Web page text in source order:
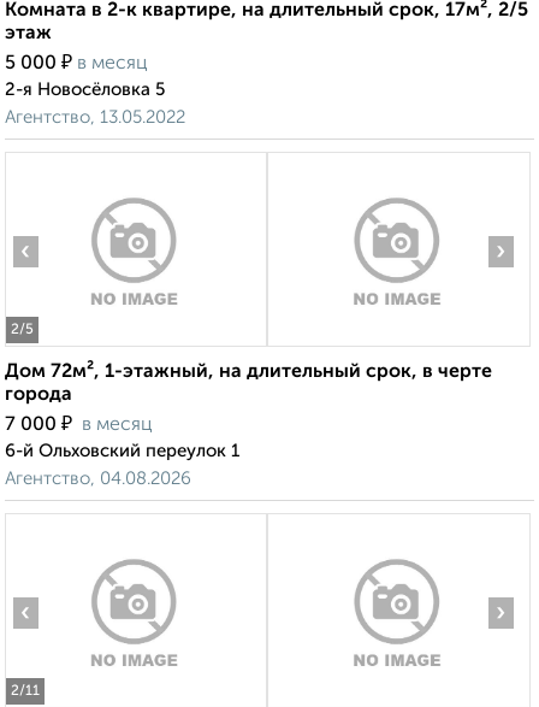
Комната в 2-к квартире, на длительный срок, 17м², 2/5
этаж
5 000 ₽ в месяц
2-я Новосёловка 5
Агентство, 13.05.2022
2/5
‹ ›
Дом 72м², 1-этажный, на длительный срок, в черте
города
7 000 ₽ в месяц
6-й Ольховский переулок 1
Агентство, 04.08.2026
2/11
‹ ›